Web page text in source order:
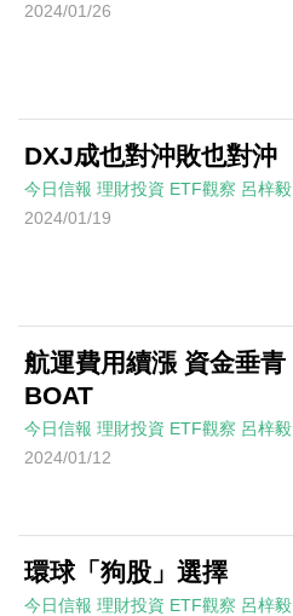
2024/01/26
DXJ成也對沖敗也對沖
今日信報 理財投資 ETF觀察 呂梓毅
2024/01/19
航運費用續漲 資金垂青
BOAT
今日信報 理財投資 ETF觀察 呂梓毅
2024/01/12
環球「狗股」選擇
今日信報 理財投資 ETF觀察 呂梓毅